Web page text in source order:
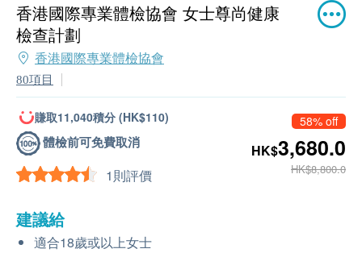
香港國際專業體檢協會 女士尊尚健康
檢查計劃
香港國際專業體檢協會
80項目
賺取11,040積分 (HK$110)
體檢前可免費取消
1則評價
58% off
HK$3,680.0
HK$8,800.0
建議給
適合18歲或以上女士